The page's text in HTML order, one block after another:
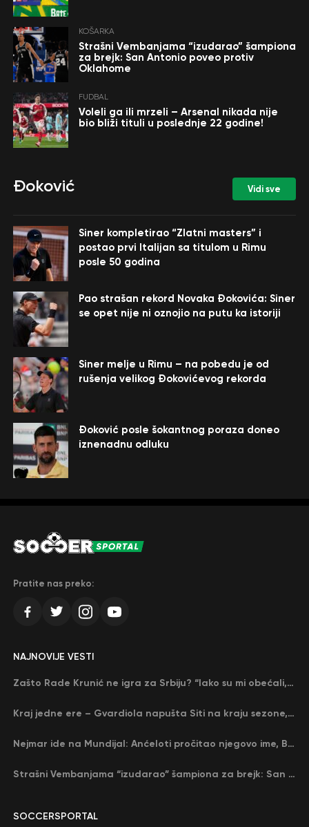
KOŠARKA
Strašni Vembanjama “izudarao” šampiona
za brejk: San Antonio poveo protiv
Oklahome
FUDBAL
Voleli ga ili mrzeli – Arsenal nikada nije
bio bliži tituli u poslednje 22 godine!
Đoković Vidi sve
Siner kompletirao “Zlatni masters” i
postao prvi Italijan sa titulom u Rimu
posle 50 godina
Pao strašan rekord Novaka Đokovića: Siner
se opet nije ni oznojio na putu ka istoriji
Siner melje u Rimu – na pobedu je od
rušenja velikog Đokovićevog rekorda
Đoković posle šokantnog poraza doneo
iznenadnu odluku
Pratite nas preko:
SOCCERSPORTAL
NAJNOVIJE VESTI
Zašto Rade Krunić ne igra za Srbiju? “Iako su mi obećali, niko me nije zvao…”
Kraj jedne ere – Gvardiola napušta Siti na kraju sezone, menja ga njegov nekadašnji rival
Nejmar ide na Mundijal: Anćeloti pročitao njegovo ime, Brazil u delirijumu (VIDEO)
Strašni Vembanjama “izudarao” šampiona za brejk: San Antonio poveo protiv Oklahome